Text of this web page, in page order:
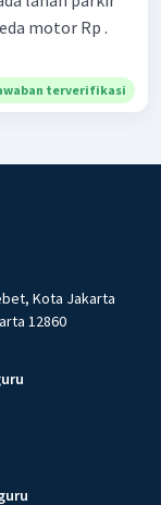
motor Rp .
terverifikasi
Kota Jakarta
12860